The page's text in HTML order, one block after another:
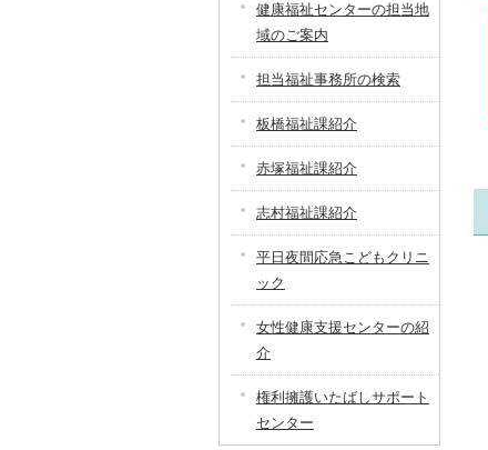
健康福祉センターの担当地
域のご案内
担当福祉事務所の検索
板橋福祉課紹介
赤塚福祉課紹介
志村福祉課紹介
平日夜間応急こどもクリニ
ック
女性健康支援センターの紹
介
権利擁護いたばしサポート
センター